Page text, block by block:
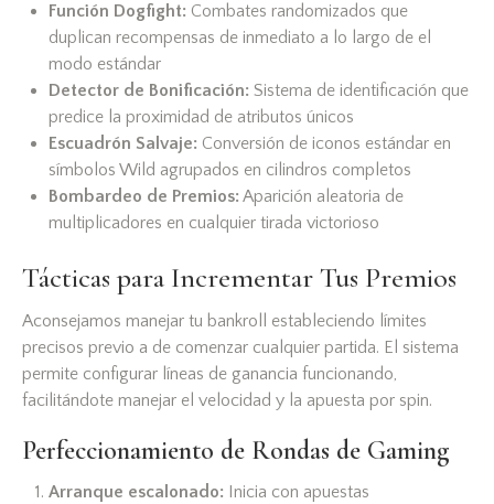
Función Dogfight: Combates randomizados que
duplican recompensas de inmediato a lo largo de el
modo estándar
Detector de Bonificación: Sistema de identificación que
predice la proximidad de atributos únicos
Escuadrón Salvaje: Conversión de iconos estándar en
símbolos Wild agrupados en cilindros completos
Bombardeo de Premios: Aparición aleatoria de
multiplicadores en cualquier tirada victorioso
Tácticas para Incrementar Tus Premios
Aconsejamos manejar tu bankroll estableciendo límites
precisos previo a de comenzar cualquier partida. El sistema
permite configurar líneas de ganancia funcionando,
facilitándote manejar el velocidad y la apuesta por spin.
Perfeccionamiento de Rondas de Gaming
Arranque escalonado: Inicia con apuestas